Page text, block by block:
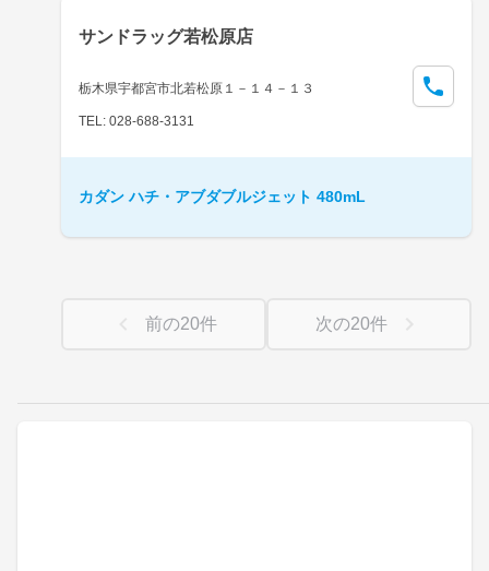
サンドラッグ若松原店
栃木県宇都宮市北若松原１－１４－１３
TEL: 028-688-3131
カダン ハチ・アブダブルジェット 480mL
前の20件 次の20件